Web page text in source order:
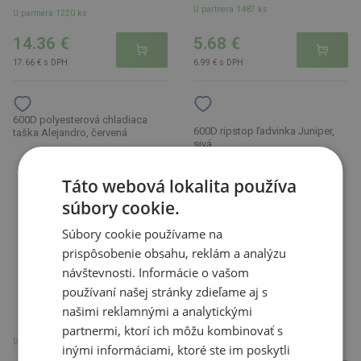
U partnera 1220 ks
14.36 €
17.66 € s DPH
U partnera 1487 ks
5.68 €
6.99 € s DPH
600D polyesterová chladiaca
taška Alejandro, červená
U partnera 3412 ks
600D ripstop ľadvinka Juniper,
sivá
U partnera 2831 ks
Táto webová lokalita používa
súbory cookie.
Súbory cookie používame na
prispôsobenie obsahu, reklám a analýzu
návštevnosti. Informácie o vašom
používaní našej stránky zdieľame aj s
našimi reklamnými a analytickými
partnermi, ktorí ich môžu kombinovať s
inými informáciami, ktoré ste im poskytli